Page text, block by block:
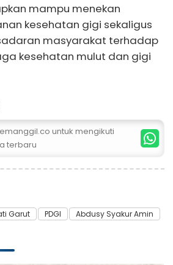
mampu menekan
kesehatan gigi sekaligus
masyarakat terhadap
kesehatan mulut dan gigi
untuk mengikuti
terbaru
Garut PDGI Abdusy Syakur Amin